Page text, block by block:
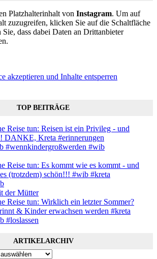
Platzhalterinhalt von Instagram. Um auf
zuzugreifen, klicken Sie auf die Schaltfläche
dass dabei Daten an Drittanbieter
akzeptieren und Inhalte entsperren
TOP BEITRÄGE
Reise tun: Reisen ist ein Privileg - und
DANKE, Kreta #erinnerungen
#wennkindergroßwerden #wib
Reise tun: Es kommt wie es kommt - und
(trotzdem) schön!!! #wib #kreta
der Mütter
Reise tun: Wirklich ein letzter Sommer?
& Kinder erwachsen werden #kreta
#loslassen
ARTIKELARCHIV